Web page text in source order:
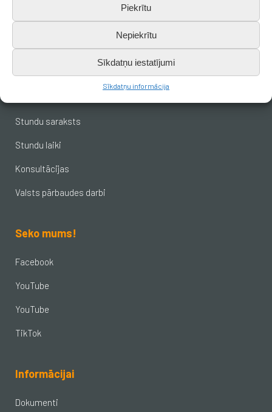
Piekrītu
Nepiekrītu
Sīkdatņu iestatījumi
Sīkdatņu informācija
_DEFAULT@40900017625
Ezera iela 6, Brocēni, LV-3851
Svarīgākais skolēniem
Stundu saraksts
Stundu laiki
Konsultācijas
Valsts pārbaudes darbi
Seko mums!
Facebook
YouTube
YouTube
TikTok
Informācijai
Dokumenti